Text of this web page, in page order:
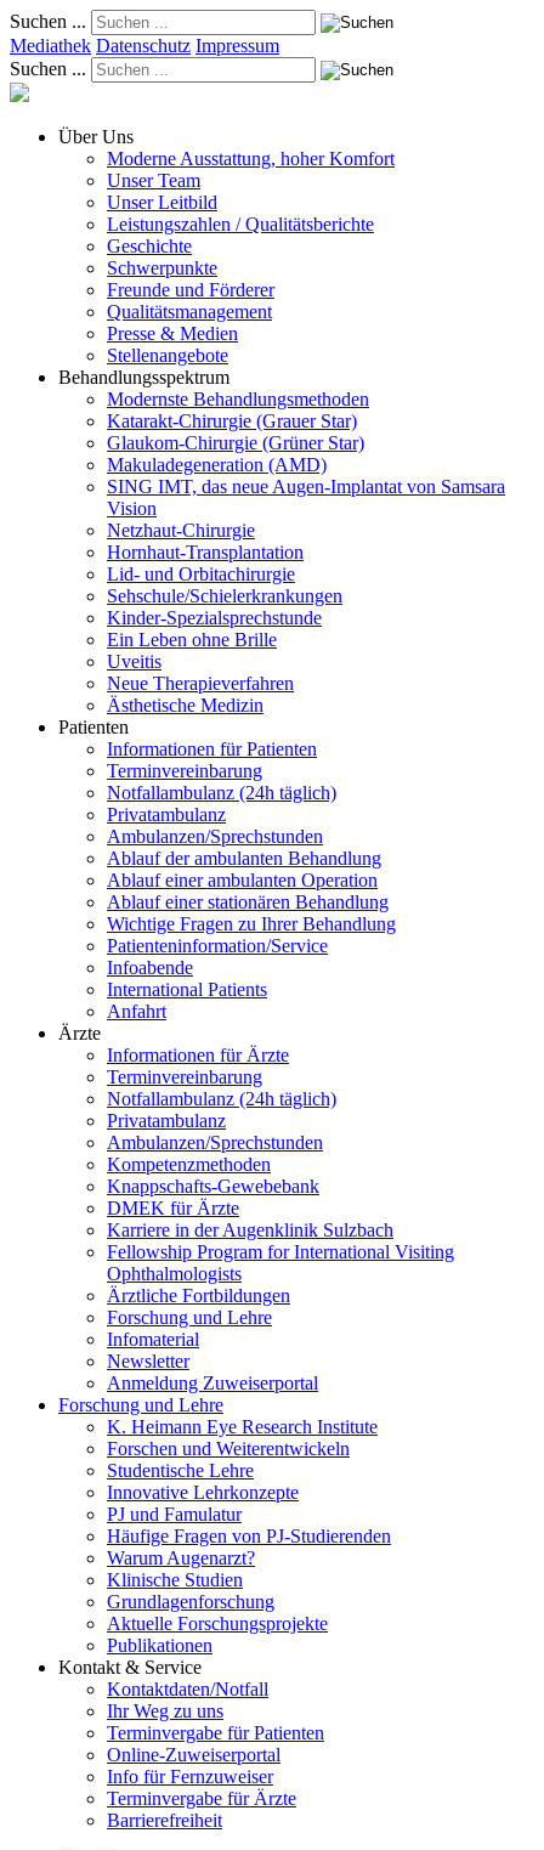
Suchen ...
Mediathek Datenschutz Impressum
Suchen ...
Über Uns
Moderne Ausstattung, hoher Komfort
Unser Team
Unser Leitbild
Leistungszahlen / Qualitätsberichte
Geschichte
Schwerpunkte
Freunde und Förderer
Qualitätsmanagement
Presse & Medien
Stellenangebote
Behandlungsspektrum
Modernste Behandlungsmethoden
Katarakt-Chirurgie (Grauer Star)
Glaukom-Chirurgie (Grüner Star)
Makuladegeneration (AMD)
SING IMT, das neue Augen-Implantat von Samsara
Vision
Netzhaut-Chirurgie
Hornhaut-Transplantation
Lid- und Orbitachirurgie
Sehschule/Schielerkrankungen
Kinder-Spezialsprechstunde
Ein Leben ohne Brille
Uveitis
Neue Therapieverfahren
Ästhetische Medizin
Patienten
Informationen für Patienten
Terminvereinbarung
Notfallambulanz (24h täglich)
Privatambulanz
Ambulanzen/Sprechstunden
Ablauf der ambulanten Behandlung
Ablauf einer ambulanten Operation
Ablauf einer stationären Behandlung
Wichtige Fragen zu Ihrer Behandlung
Patienteninformation/Service
Infoabende
International Patients
Anfahrt
Ärzte
Informationen für Ärzte
Terminvereinbarung
Notfallambulanz (24h täglich)
Privatambulanz
Ambulanzen/Sprechstunden
Kompetenzmethoden
Knappschafts-Gewebebank
DMEK für Ärzte
Karriere in der Augenklinik Sulzbach
Fellowship Program for International Visiting
Ophthalmologists
Ärztliche Fortbildungen
Forschung und Lehre
Infomaterial
Newsletter
Anmeldung Zuweiserportal
Forschung und Lehre
K. Heimann Eye Research Institute
Forschen und Weiterentwickeln
Studentische Lehre
Innovative Lehrkonzepte
PJ und Famulatur
Häufige Fragen von PJ-Studierenden
Warum Augenarzt?
Klinische Studien
Grundlagenforschung
Aktuelle Forschungsprojekte
Publikationen
Kontakt & Service
Kontaktdaten/Notfall
Ihr Weg zu uns
Terminvergabe für Patienten
Online-Zuweiserportal
Info für Fernzuweiser
Terminvergabe für Ärzte
Barrierefreiheit